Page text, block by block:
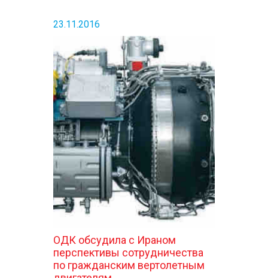
23.11.2016
ОДК обсудила с Ираном
перспективы сотрудничества
по гражданским вертолетным